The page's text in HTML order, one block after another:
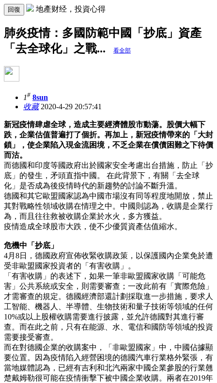
回復 地產财经，投資心得
肺炎疫情：多國防範中國「抄底」資產
「去全球化」之戰...
看全部
1# 8sun
收藏2020-4-29 20:57:41
新冠疫情肆虐全球，造成主要經濟體股市動蕩。股價大幅下
跌，企業估值普遍打了個折。再加上，新冠疫情帶來的「大封
鎖」，使企業陷入現金流困境，不乏企業在償債困難之下待價
而沽。
而德國和印度等國政府出於國家安全考慮出台措施，防止「抄
底」的發生，矛頭直指中國。 在此背景下，有關「去全球
化」是否成為後疫情時代的新趨勢的討論不斷升溫。
德國和其它歐盟國家認為中國市場沒有同等程度地開放，禁止
其對戰略性領域收購在情理之中。中國則認為，收購是企業行
為，而且往往救被收購企業於水火，多方獲益。
疫情造成全球股市大跌，使不少優質資產估值縮水。
危機中「抄底」
4月8日，德國政府宣佈收緊收購政策，以保護國內企業免於遭
受非歐盟國家投資者的「有害收購」。
「有害收購」的表述下，如果一筆非歐盟國家收購「可能危
害」公共系統或安全，則需要審查；一改此前有「實際危險」
才需審查的規定。德國經濟部還計劃採取進一步措施，要求人
工智能、機器人、半導體、生物技術和量子技術等領域的任何
10%或以上股權收購需要進行披露，並允許德國對其進行審
查。而在此之前，只有在能源、水、電信和國防等領域的投資
需要接受審查。
而在對德國企業的收購案中，「非歐盟國家」中，中國佔據顯
要位置。因為疫情陷入經營困境的德國汽車行業格外緊張，有
當地媒體認為，已經有吉利和北汽兩家中國企業參股的行業翹
楚戴姆勒很可能在疫情衝擊下被中國企業收購。兩者在2019年